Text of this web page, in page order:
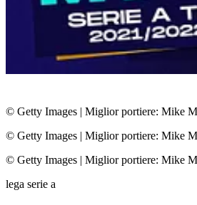
© Getty Images | Miglior portiere: Mike
© Getty Images | Miglior portiere: Mike
© Getty Images | Miglior portiere: Mike
lega serie a